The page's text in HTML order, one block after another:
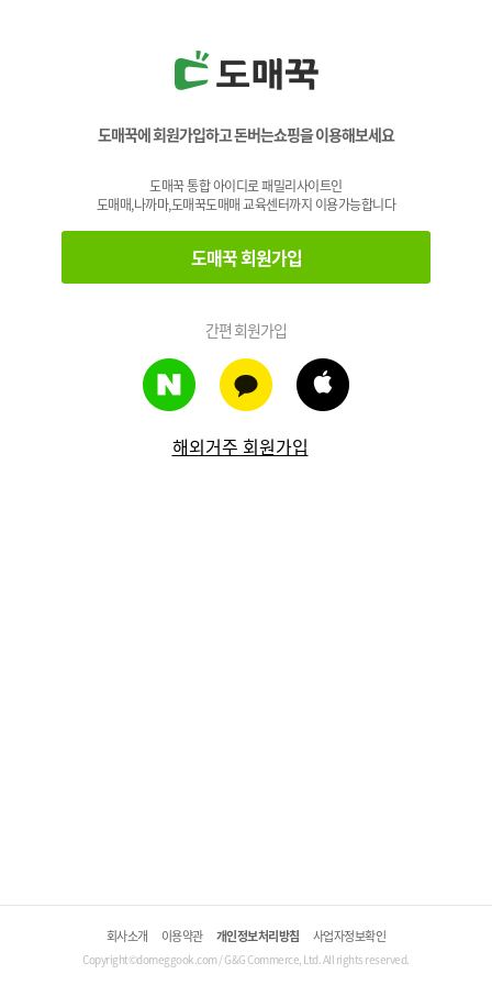
도매꾹에 회원가입하고 돈버는쇼핑을 이용해보세요
도매꾹 통합 아이디로 패밀리사이트인
도매매,나까마,도매꾹도매매 교육센터까지 이용가능합니다
도매꾹 회원가입
간편 회원가입
해외거주 회원가입
회사소개 이용약관 개인정보처리방침 사업자정보확인
Copyright©domeggook.com / G&G Commerce, Ltd. All rights reserved.